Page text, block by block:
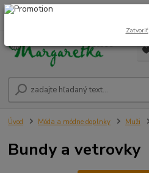
0948 236 042
Úvod Móda a módne doplnky Muži
Bundy a vetrovky
Zatvoriť